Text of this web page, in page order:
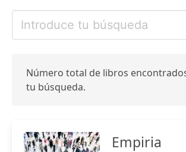
Número total de libros
tu búsqueda.
Empiria